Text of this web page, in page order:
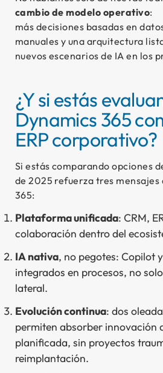
cambio de modelo operativo:
más decisiones basadas en
manuales y una arquitectura
nuevos escenarios de IA en los
¿Y si estás
Dynamics 365
ERP corporativo?
Si estás comparando opciones
de 2025 refuerza tres mensajes
365:
Plataforma unificada: CRM,
colaboración dentro del
IA nativa, no pegotes: Copilot
integrados en procesos, no
lateral.
Evolución continua: dos
permiten absorber innovación
planificada, sin proyectos
reimplantación.